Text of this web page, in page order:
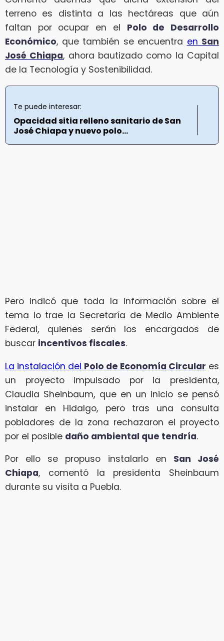
terreno es distinta a las hectáreas que aún
faltan por ocupar en el Polo de Desarrollo
Económico, que también se encuentra en San
José Chiapa, ahora bautizado como la Capital
de la Tecnología y Sostenibilidad.
Te puede interesar:
Opacidad sitia relleno sanitario de San
José Chiapa y nuevo polo...
Pero indicó que toda la información sobre el
tema lo trae la Secretaría de Medio Ambiente
Federal, quienes serán los encargados de
buscar incentivos fiscales.
La instalación del Polo de Economía Circular es
un proyecto impulsado por la presidenta,
Claudia Sheinbaum, que en un inicio se pensó
instalar en Hidalgo, pero tras una consulta
pobladores de la zona rechazaron el proyecto
por el posible daño ambiental que tendría.
Por ello se propuso instalarlo en San José
Chiapa, comentó la presidenta Sheinbaum
durante su visita a Puebla.